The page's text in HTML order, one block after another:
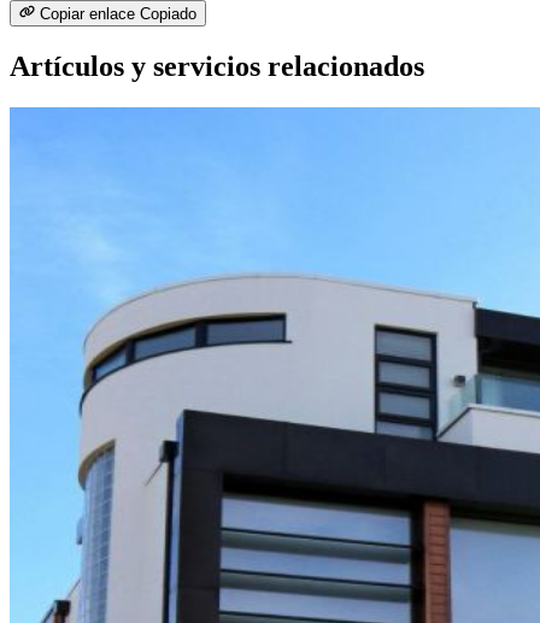
Copiar enlace Copiado
Artículos y servicios relacionados